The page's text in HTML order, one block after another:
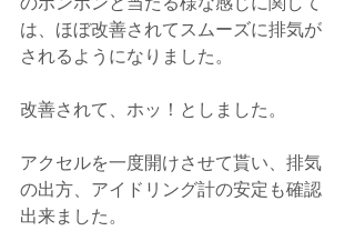
は、ほぼ改善されてスムーズに排気が
されるようになりました。
改善されて、ホッ！としました。
アクセルを一度開けさせて貰い、排気
の出方、アイドリング計の安定も確認
出来ました。